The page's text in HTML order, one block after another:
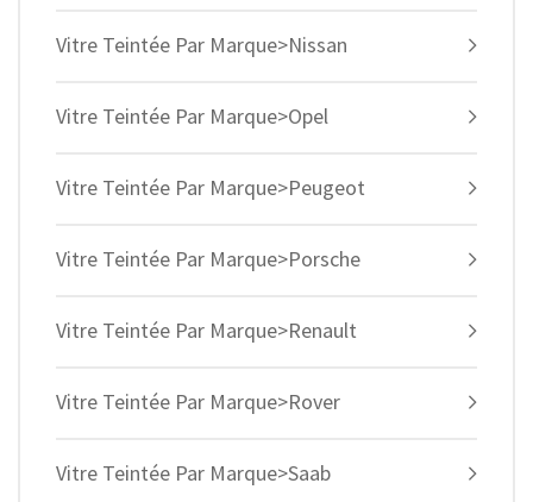
Vitre Teintée Par Marque>Nissan
Vitre Teintée Par Marque>Opel
Vitre Teintée Par Marque>Peugeot
Vitre Teintée Par Marque>Porsche
Vitre Teintée Par Marque>Renault
Vitre Teintée Par Marque>Rover
Vitre Teintée Par Marque>Saab